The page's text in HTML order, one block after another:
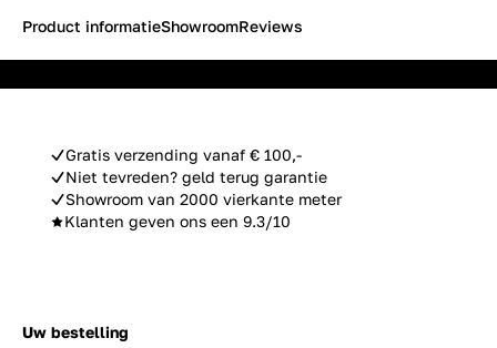
Gratis verzending vanaf € 100,-
Niet tevreden? geld terug garantie
Showroom van 2000 vierkante meter
Klanten geven ons een 9.3/10
Product informatieShowroomReviews
Uw bestelling